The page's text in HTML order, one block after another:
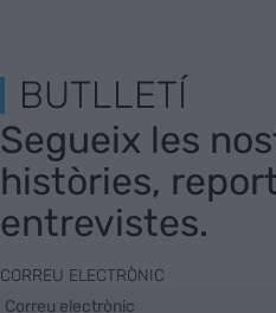
BUTLLETÍ
Segueix les
històries,
entrevistes.
CORREU ELECTRÒNIC